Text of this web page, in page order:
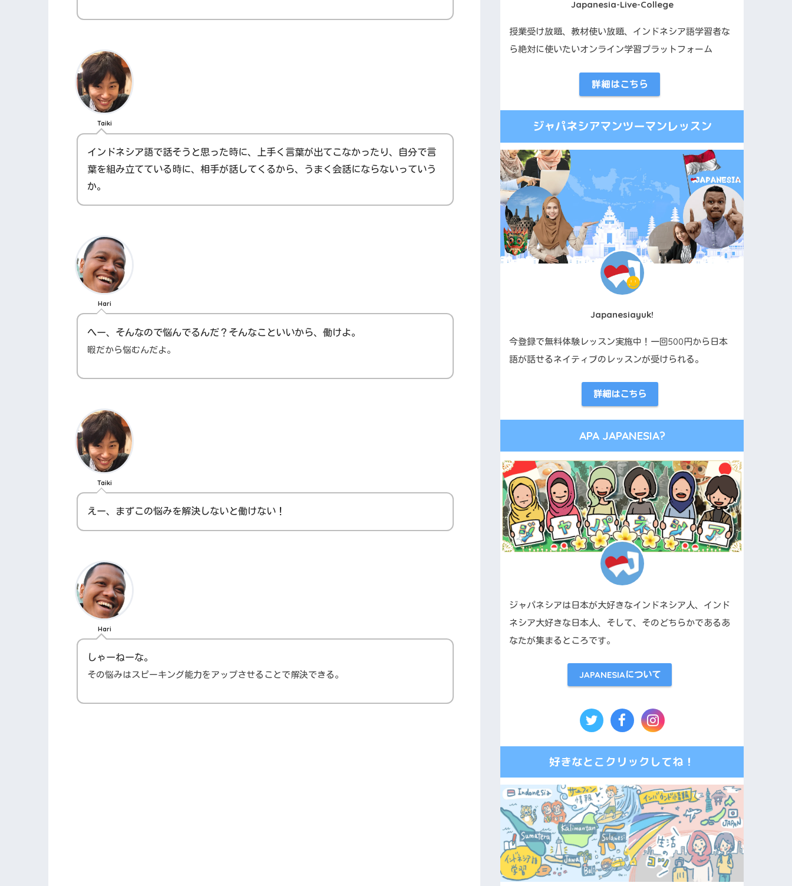
Taiki
インドネシア語で話そうと思った時に、上手く言葉が出てこなかったり、自分で言
葉を組み立てている時に、相手が話してくるから、うまく会話にならないっていう
か。
Hari
へー、そんなので悩んでるんだ？そんなこといいから、働けよ。
暇だから悩むんだよ。
Taiki
えー、まずこの悩みを解決しないと働けない！
Hari
しゃーねーな。
その悩みはスピーキング能力をアップさせることで解決できる。
Japanesia-Live-College
授業受け放題、教材使い放題、インドネシア語学習者な
ら絶対に使いたいオンライン学習プラットフォーム
詳細はこちら
ジャパネシアマンツーマンレッスン
Japanesiayuk!
今登録で無料体験レッスン実施中！一回500円から日本
語が話せるネイティブのレッスンが受けられる。
詳細はこちら
APA JAPANESIA?
ジャパネシアは日本が大好きなインドネシア人、インド
ネシア大好きな日本人、そして、そのどちらかであるあ
なたが集まるところです。
JAPANESIAについて
好きなとこクリックしてね！